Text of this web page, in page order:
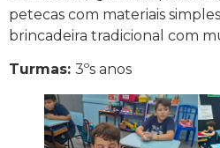
petecas com materiais
brincadeira tradicional com
Turmas: 3ºs anos